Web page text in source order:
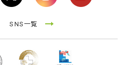
SNS一覧